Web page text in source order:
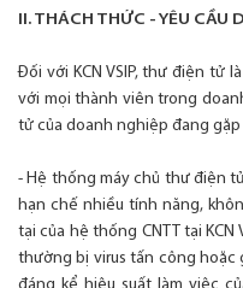
II. THÁCH THỨC - YÊU CẦU
Đối với KCN VSIP, thư điện tử
với mọi thành viên trong
tử của doanh nghiệp đang gặp
- Hệ thống máy chủ thư điện
hạn chế nhiều tính năng,
tại của hệ thống CNTT tại
thường bị virus tấn công hoặc